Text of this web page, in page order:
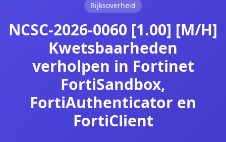
Rijksoverheid
NCSC-2026-0060 [1.00] [M/H]
Kwetsbaarheden
verholpen in Fortinet
FortiSandbox,
FortiAuthenticator en
FortiClient